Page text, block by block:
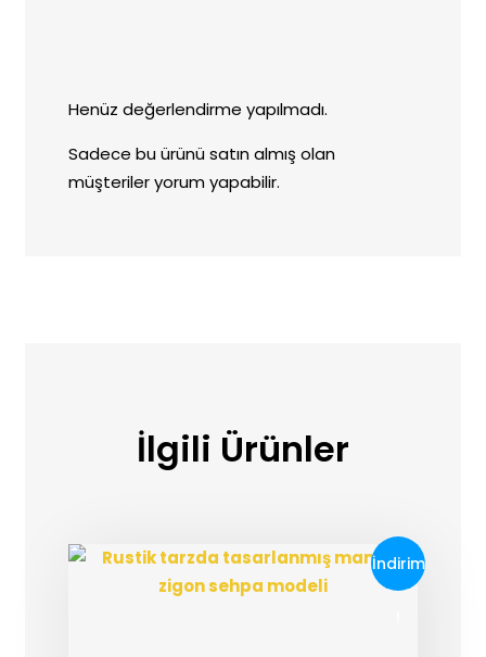
Henüz değerlendirme yapılmadı.
Sadece bu ürünü satın almış olan
müşteriler yorum yapabilir.
İlgili Ürünler
İndirim